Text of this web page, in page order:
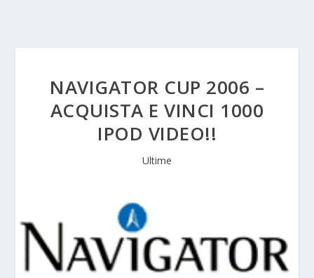
NAVIGATOR CUP 2006 –
ACQUISTA E VINCI 1000
IPOD VIDEO!!
Ultime